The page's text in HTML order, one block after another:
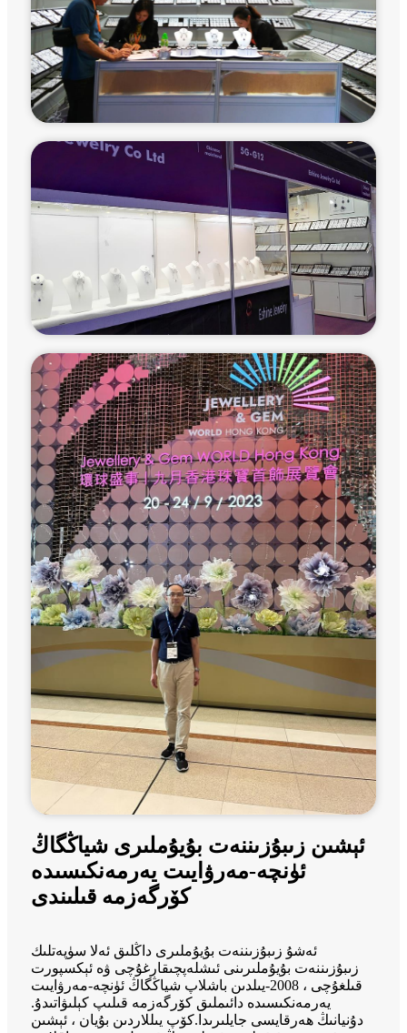
ئېشىن زىبۇزىننەت بۇيۇملىرى شياڭگاڭ
ئۈنچە-مەرۋايىت يەرمەنكىسىدە
كۆرگەزمە قىلىندى
ئەشۇ زىبۇزىننەت بۇيۇملىرى داڭلىق ئەلا سۈپەتلىك
زىبۇزىننەت بۇيۇملىرىنى ئىشلەپچىقارغۇچى ۋە ئېكسپورت
قىلغۇچى ، 2008-يىلدىن باشلاپ شياڭگاڭ ئۈنچە-مەرۋايىت
يەرمەنكىسىدە دائىملىق كۆرگەزمە قىلىپ كېلىۋاتىدۇ.
دۇنيانىڭ ھەرقايسى جايلىرىدا.كۆپ يىللاردىن بۇيان ، ئېشىن